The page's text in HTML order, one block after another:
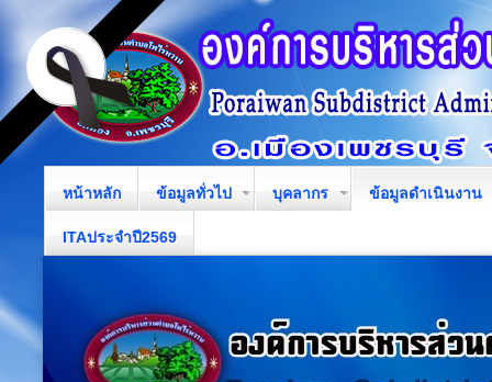
หน้าหลัก ข้อมูลทั่วไป บุคลากร ข้อมูลดำเนินงาน
ITAประจำปี2569